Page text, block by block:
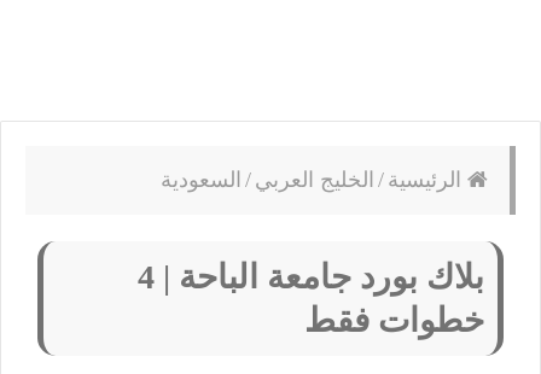
الرئيسية / الخليج العربي / السعودية
بلاك بورد جامعة الباحة | 4
خطوات فقط